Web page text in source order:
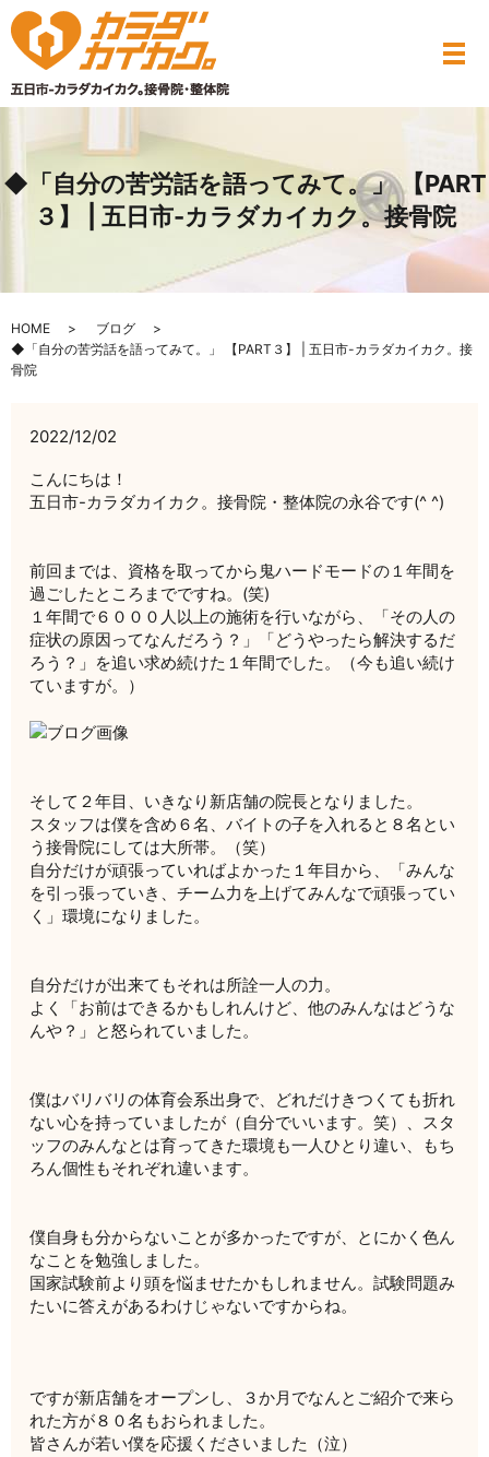
◆「自分の苦労話を語ってみて。」 【PART
３】 | 五日市-カラダカイカク。接骨院
HOME
ブログ
◆「自分の苦労話を語ってみて。」 【PART３】 | 五日市-カラダカイカク。接
骨院
2022/12/02
こんにちは！
五日市-カラダカイカク。接骨院・整体院の永谷です(^ ^)
前回までは、資格を取ってから鬼ハードモードの１年間を
過ごしたところまでですね。(笑)
１年間で６０００人以上の施術を行いながら、「その人の
症状の原因ってなんだろう？」「どうやったら解決するだ
ろう？」を追い求め続けた１年間でした。（今も追い続け
ていますが。）
そして２年目、いきなり新店舗の院長となりました。
スタッフは僕を含め６名、バイトの子を入れると８名とい
う接骨院にしては大所帯。（笑）
自分だけが頑張っていればよかった１年目から、「みんな
を引っ張っていき、チーム力を上げてみんなで頑張ってい
く」環境になりました。
自分だけが出来てもそれは所詮一人の力。
よく「お前はできるかもしれんけど、他のみんなはどうな
んや？」と怒られていました。
僕はバリバリの体育会系出身で、どれだけきつくても折れ
ない心を持っていましたが（自分でいいます。笑）、スタ
ッフのみんなとは育ってきた環境も一人ひとり違い、もち
ろん個性もそれぞれ違います。
僕自身も分からないことが多かったですが、とにかく色ん
なことを勉強しました。
国家試験前より頭を悩ませたかもしれません。試験問題み
たいに答えがあるわけじゃないですからね。
ですが新店舗をオープンし、３か月でなんとご紹介で来ら
れた方が８０名もおられました。
皆さんが若い僕を応援くださいました（泣）